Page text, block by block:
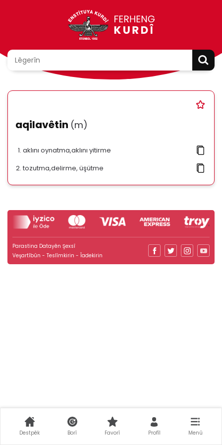
aqilavêtin (m)
aklını oynatma,aklını yitirme
tozutma,delirme, üşütme
Parastina Datayên Şexsî
Veşartîbûn - Teslîmkirin - Îadekirin
Destpêk Borî Favorî Profîl Menû